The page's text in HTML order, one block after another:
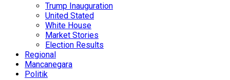
Trump Inauguration
United Stated
White House
Market Stories
Election Results
Regional
Mancanegara
Politik